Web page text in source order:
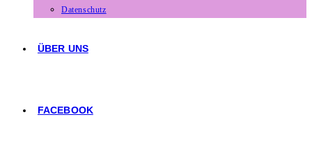
Datenschutz
ÜBER UNS
FACEBOOK